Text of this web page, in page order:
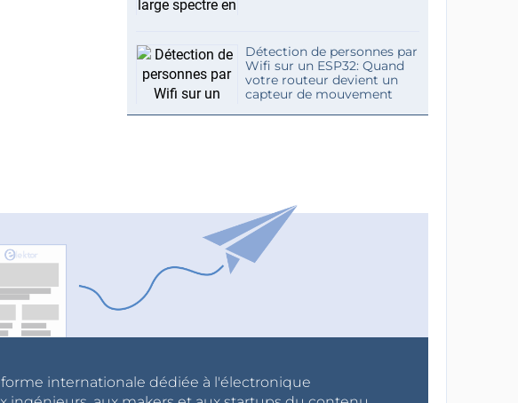
Détection de personnes par
Wifi sur un ESP32: Quand
votre routeur devient un
capteur de mouvement
internationale dédiée à l'électronique